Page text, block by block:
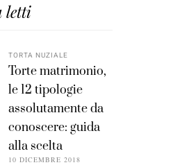
letti
TORTA NUZIALE
Torte matrimonio,
le 12 tipologie
assolutamente da
conoscere: guida
alla scelta
10 DICEMBRE 2018